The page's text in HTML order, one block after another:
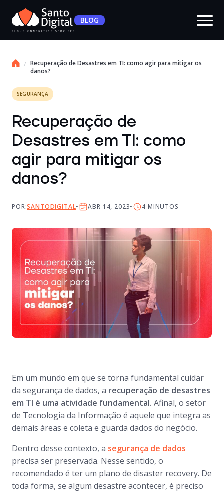
BLOG
Recuperação de Desastres em TI: como agir para mitigar os
danos?
SEGURANÇA
Recuperação de
Desastres em TI: como
agir para mitigar os
danos?
POR:SANTODIGITAL ABR 14, 2023 4 MINUTOS
Em um mundo em que se torna fundamental cuidar
da segurança de dados, a recuperação de desastres
em TI é uma atividade fundamental. Afinal, o setor
de Tecnologia da Informação é aquele que integra as
demais áreas e coleta e guarda dados do negócio.
Dentro desse contexto, a segurança de dados
precisa ser preservada. Nesse sentido, o
recomendado é ter um plano de disaster recovery. De
toda forma, se algum desastre acontecer, é preciso